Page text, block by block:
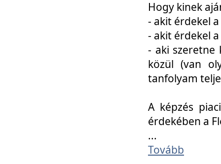
Hogy kinek
- akit érdekel
- akit érdekel
- aki szeretne
közül (van
tanfolyam
A képzés
érdekében a
...
Tovább